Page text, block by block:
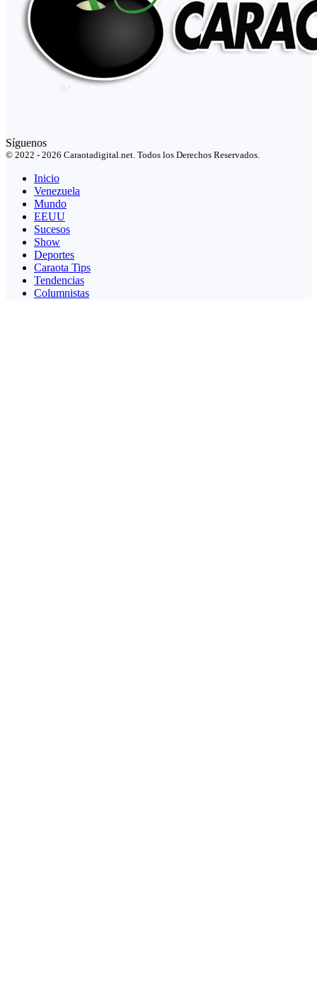
Síguenos
© 2022 - 2026 Caraotadigital.net. Todos los Derechos Reservados.
Inicio
Venezuela
Mundo
EEUU
Sucesos
Show
Deportes
Caraota Tips
Tendencias
Columnistas